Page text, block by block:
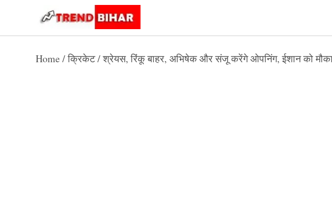
content
Bihar
Home /क्रिकेट/श्रेयस, रिंकू बाहर, अभिषेक और संजू करेंगे ओपनिंग, ईशान को